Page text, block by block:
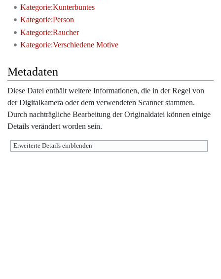
Kategorie:Kunterbuntes
Kategorie:Person
Kategorie:Raucher
Kategorie:Verschiedene Motive
Metadaten
Diese Datei enthält weitere Informationen, die in der Regel von
der Digitalkamera oder dem verwendeten Scanner stammen.
Durch nachträgliche Bearbeitung der Originaldatei können einige
Details verändert worden sein.
Erweiterte Details einblenden